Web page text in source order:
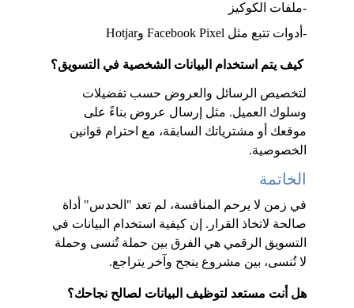
-ملفات الكوكيز
-أدوات تتبع مثل Facebook Pixel وHotjar
كيف يتم استخدام البيانات الشخصية في التسويق؟
لتخصيص الرسائل والعروض حسب تفضيلات
وسلوك العميل. مثل إرسال عروض بناءً على
موقعك أو مشترياتك السابقة، مع احترام قوانين
الخصوصية.
الخاتمة
في زمن لا يرحم المنافسة، لم تعد "الحدس" أداة
صالحة لاتخاذ القرار. إن كيفية استخدام البيانات في
التسويق الرقمي هي الفرق بين حملة تُنسى وحملة
لا تُنسى، بين مشروع ينجح وآخر يتراجع.
هل أنت مستعد لتوظيف البيانات لصالح نجاحك؟